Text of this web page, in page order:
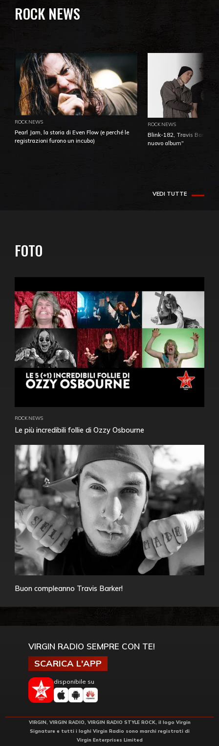
ROCK NEWS
ROCK NEWS
Pearl Jam, la storia di Even Flow (e perché le
registrazioni furono un incubo)
ROCK NEWS
Blink-182, Travis Barker:
nuovo album"
VEDI TUTTE
FOTO
ROCK NEWS
Le più incredibili follie di Ozzy Osbourne
Buon compleanno Travis Barker!
VIRGIN RADIO SEMPRE CON TE!
SCARICA L'APP
disponibile su
VIRGIN, VIRGIN RADIO, VIRGIN RADIO STYLE ROCK, il logo Virgin
Signature e tutti i loghi Virgin Radio sono marchi registrati di
Virgin Enterprises Limited